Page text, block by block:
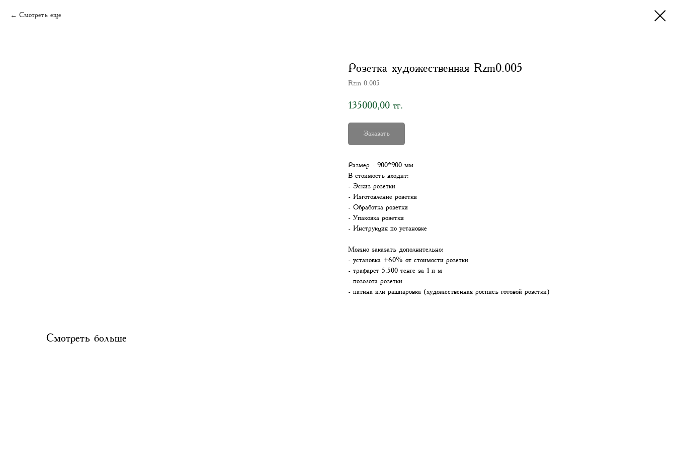
Смотреть еще
Розетка художественная Rzm0.005
Rzm 0.005
135000,00 тг.
Заказать
Размер - 900*900 мм
В стоимость входит:
- Эскиз розетки
- Изготовление розетки
- Обработка розетки
- Упаковка розетки
- Инструкция по установке
Можно заказать дополнительно:
- установка +60% от стоимости розетки
- трафарет 5.500 тенге за 1 п м
- позолота розетки
- патина или рашпаровка (художественная роспись готовой розетки)
Смотреть больше